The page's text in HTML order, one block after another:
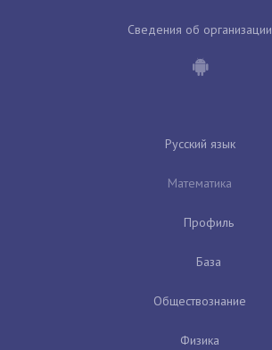
Сведения об организации
Русский язык
Математика
Профиль
База
Обществознание
Физика